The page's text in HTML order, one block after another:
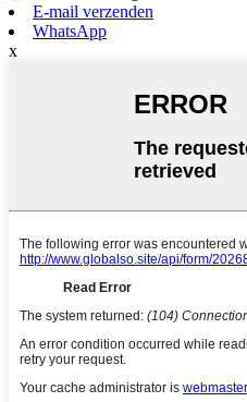
E-mail verzenden
WhatsApp
x